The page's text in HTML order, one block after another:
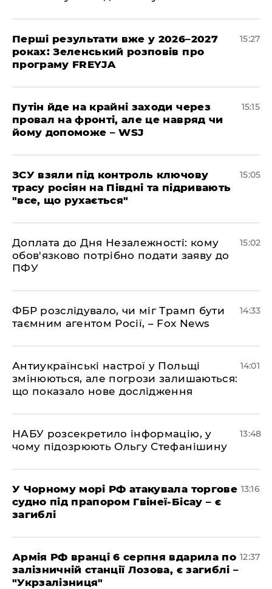
Перші результати вже у 2026–2027
роках: Зеленський розповів про
програму FREYJA
15:27
Путін йде на крайні заходи через
провал на фронті, але це навряд чи
йому допоможе – WSJ
15:15
ЗСУ взяли під контроль ключову
трасу росіян на Півдні та підривають
"все, що рухається"
15:05
Доплата до Дня Незалежності: кому
обов'язково потрібно подати заяву до
ПФУ
15:02
ФБР розслідувало, чи міг Трамп бути
таємним агентом Росії, – Fox News
14:33
Антиукраїнські настрої у Польщі
змінюються, але погрози залишаються:
що показало нове дослідження
14:01
НАБУ розсекретило інформацію, у
чому підозрюють Ольгу Стефанішину
13:48
У Чорному морі РФ атакувала торгове
судно під прапором Гвінеї-Бісау – є
загиблі
13:16
Армія РФ вранці 6 серпня вдарила по
залізничній станції Лозова, є загиблі –
"Укрзалізниця"
12:37